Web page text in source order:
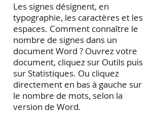
Les signes désignent, en
typographie, les caractères et les
espaces. Comment connaître le
nombre de signes dans un
document Word ? Ouvrez votre
document, cliquez sur Outils puis
sur Statistiques. Ou cliquez
directement en bas à gauche sur
le nombre de mots, selon la
version de Word.